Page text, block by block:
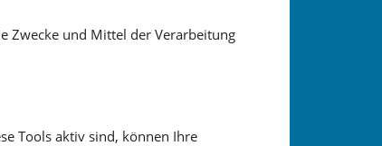
Zwecke und Mittel der Verarbeitung
Tools aktiv sind, können Ihre